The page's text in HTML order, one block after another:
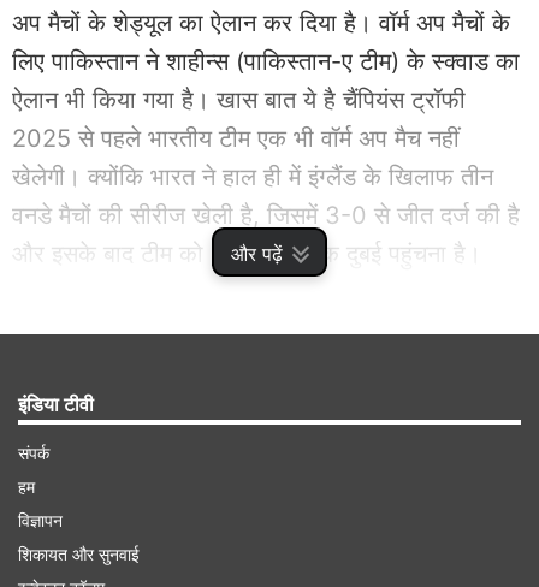
और पढ़ें
अप मैचों के शेड्यूल का ऐलान कर दिया है। वॉर्म अप मैचों के
लिए पाकिस्तान ने शाहीन्स (पाकिस्तान-ए टीम) के स्क्वाड का
ऐलान भी किया गया है। खास बात ये है चैंपियंस ट्रॉफी
2025 से पहले भारतीय टीम एक भी वॉर्म अप मैच नहीं
खेलेगी। क्योंकि भारत ने हाल ही में इंग्लैंड के खिलाफ तीन
वनडे मैचों की सीरीज खेली है, जिसमें 3-0 से जीत दर्ज की है
और इसके बाद टीम को 15 फरवरी तक दुबई पहुंचना है।
इंडिया टीवी
संपर्क
हम
विज्ञापन
शिकायत और सुनवाई